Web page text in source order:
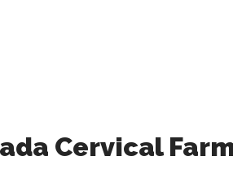
Cervical